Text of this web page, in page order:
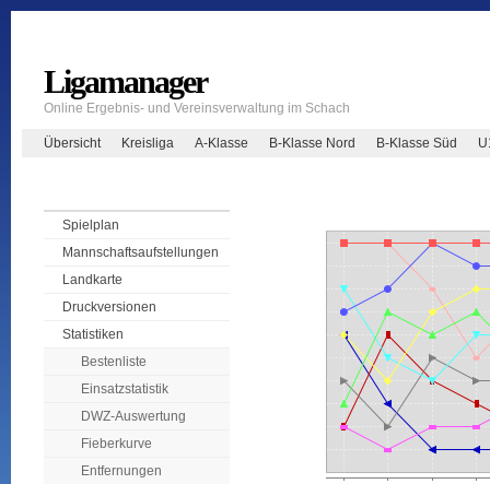
Ligamanager
Online Ergebnis- und Vereinsverwaltung im Schach
Übersicht Kreisliga A-Klasse B-Klasse Nord B-Klasse Süd
Spielplan
Mannschaftsaufstellungen
Landkarte
Druckversionen
Statistiken
Bestenliste
Einsatzstatistik
DWZ-Auswertung
Fieberkurve
Entfernungen